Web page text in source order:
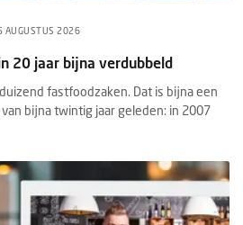
AUGUSTUS 2026
20 jaar bijna verdubbeld
fastfoodzaken. Dat is bijna een
bijna twintig jaar geleden: in 2007